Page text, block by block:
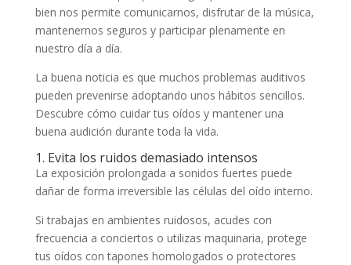
bien nos permite comunicarnos, disfrutar de la música,
mantenernos seguros y participar plenamente en
nuestro día a día.
La buena noticia es que muchos problemas auditivos
pueden prevenirse adoptando unos hábitos sencillos.
Descubre cómo cuidar tus oídos y mantener una
buena audición durante toda la vida.
1. Evita los ruidos demasiado intensos
La exposición prolongada a sonidos fuertes puede
dañar de forma irreversible las células del oído interno.
Si trabajas en ambientes ruidosos, acudes con
frecuencia a conciertos o utilizas maquinaria, protege
tus oídos con tapones homologados o protectores